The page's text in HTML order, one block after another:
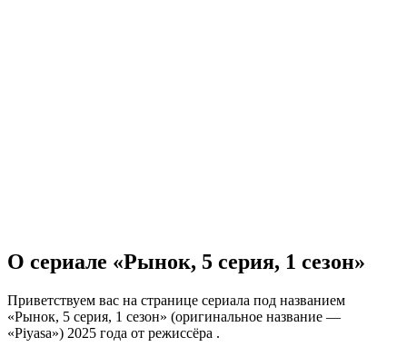
О сериале «Рынок, 5 серия, 1 сезон»
Приветствуем вас на странице сериала под названием
«Рынок, 5 серия, 1 сезон» (оригинальное название —
«Piyasa») 2025 года от режиссёра .